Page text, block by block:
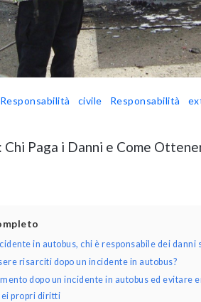
Responsabilità civile Responsabilità
Paga i Danni e Come
in autobus, chi è responsabile dei danni
risarciti dopo un incidente in autobus?
dopo un incidente in autobus ed evitare
propri diritti